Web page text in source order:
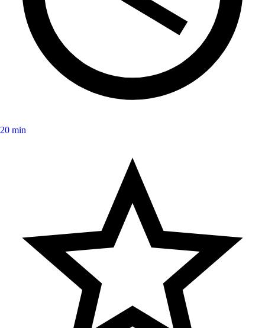
20 min